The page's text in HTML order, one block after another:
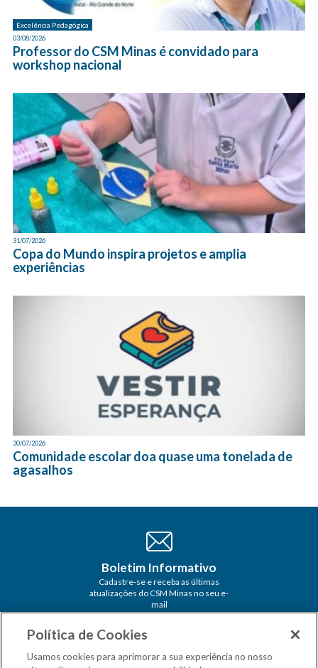
Excelência Pedagógica
03/08/2026
Professor do CSM Minas é convidado para
workshop nacional
31/07/2026
Copa do Mundo inspira projetos e amplia
experiências
30/07/2026
Comunidade escolar doa quase uma tonelada de
agasalhos
Boletim Informativo
Cadastre-se e receba as últimas
atualizações do CSM Minas no seu e-
mail
Política de Cookies
Usamos cookies para aprimorar a sua experiência no nosso